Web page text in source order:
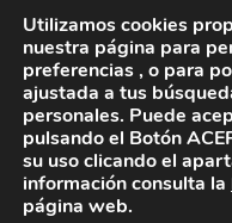
Utilizamos cookies
nuestra página para
preferencias , o para
ajustada a tus
personales. Puede
pulsando el Botón
su uso clicando el
información consulta la
página web.